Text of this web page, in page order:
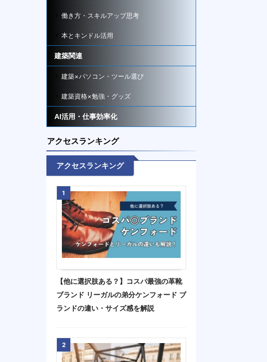
働き方・スキルアップ思考
本とキンドル活用
建築関連
建築×パソコン・ツール選び
建築資格×勉強・グッズ
AI活用・仕事効率化
アクセスランキング
アクセスランキング
1
【他に選択肢ある？】コスパ最強の革靴
ブランド リーガルの弟分ケンフォード ブ
ランドの違い・サイズ感を解説
2